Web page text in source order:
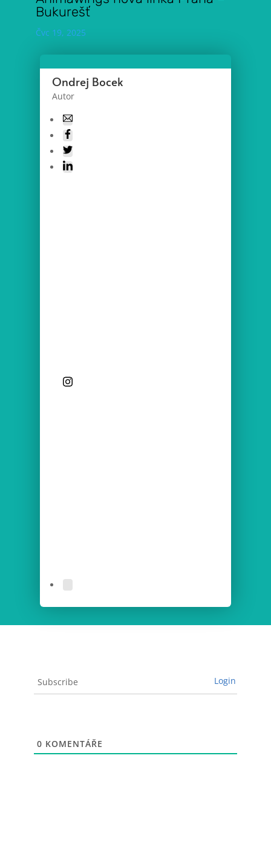
Bukurešť
Čvc 19, 2025
Ondrej Bocek
Autor
Subscribe Login
0 KOMENTÁŘE